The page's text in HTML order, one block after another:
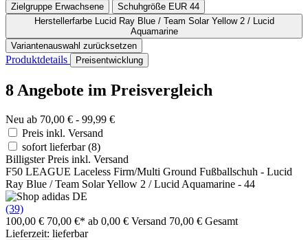
Zielgruppe Erwachsene Schuhgröße EUR 44
HerstellerfarbeLucid Ray Blue / Team Solar Yellow 2 / Lucid
Aquamarine
Variantenauswahl zurücksetzen
Produktdetails Preisentwicklung
8 Angebote im Preisvergleich
Neu ab 70,00 € - 99,99 €
Preis inkl. Versand
sofort lieferbar(8)
Billigster Preis inkl. Versand
F50 LEAGUE Laceless Firm/Multi Ground Fußballschuh - Lucid
Ray Blue / Team Solar Yellow 2 / Lucid Aquamarine - 44
(39)
100,00 € 70,00 €* ab 0,00 € Versand 70,00 € Gesamt
Lieferzeit: lieferbar